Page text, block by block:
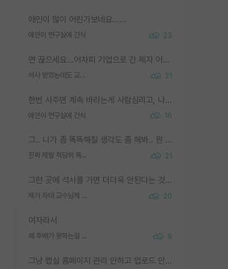
애인이 많이 어린가보네요......
애인이 연구실에 간식 23
연 끊으세요...어차피 기업으로 간 제자 어떻게 못합니다. 기업에서는 교수들 사기꾼으로 보는 시선도 강하고, 앞에서나 교수님하고 떠받들어주지 많이 무시합니다. 영향력도 0에 수렴합니다. 그리고 생각해보십시오. 석사로 기업간 제자가 무슨 힘이 있다고 과제를 달라고 합니까? 말만 교수지 무능력자라고 생각합니다. 세금이 아깝습니다.
석사 받았는데도 교수랑 연락한다. 21
한번 사주면 계속 바라는게 사람심리고, 나중에 안사주면 말이 나옵니다. 그리고 작성자분 커플이 한번 그런 행동을 하면, 선례로 남아 이상하게도 문화로 자리잡을수도 있습니다. 애꿎은 다른 학생들은 생각도 안했는데, 간식을 사가야하는 피해를 볼 수 있습니다. 다 경험에서 우러나온 댓글입니다... 제발 이상한 선례를 만들지 마세요.
애인이 연구실에 간식 16
그.. 니가 좀 똑똑해질 생각도 좀 해봐.. 뭔 연구를 선배랑 계속 같이할 생각을하냐 박사과정이
진짜 제발 적당히 똑똑한 박사과정이라도 위에 있었으면.. 21
그런 곳에 석사를 가면 더더욱 안된다는 것을 깨달으시면 된겁니다!
제가 자대 교수님께 무례하게 행동한 걸까요? 20
여자라서
왜 후배가 못하는걸 교수님은 내 책임으로 돌리는걸까요? 9
그냥 랩실 홈페이지 관리 안하고 업로드 안한거 아님?